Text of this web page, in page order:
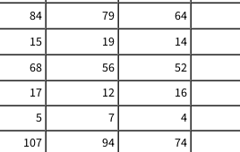
84 79 64
15 19 14
68 56 52
17 12 16
5 7 4
107 94 74